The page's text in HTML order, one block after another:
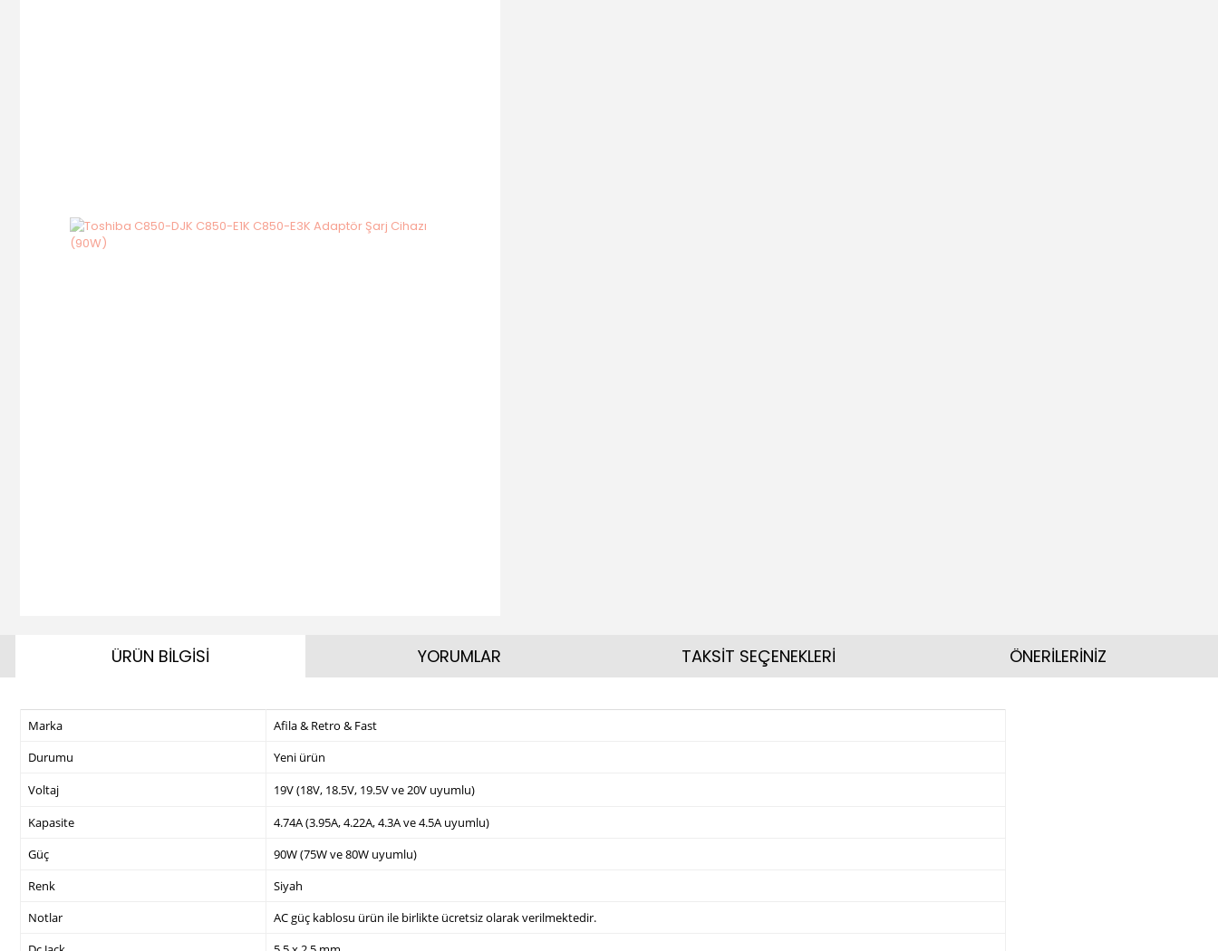
ÜRÜN BİLGİSİ
Marka
Afila & Retro & Fast
Durumu
Yeni ürün
Voltaj
19V (18V, 18.5V, 19.5V ve 20V uyumlu)
Kapasite
4.74A (3.95A, 4.22A, 4.3A ve 4.5A uyumlu)
Güç
90W (75W ve 80W uyumlu)
Renk
Siyah
Notlar
AC güç kablosu ürün ile birlikte ücretsiz olarak verilmektedir.
YORUMLAR TAKSİT SEÇENEKLERİ ÖNERİLERİNİZ